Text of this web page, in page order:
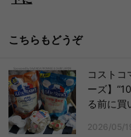
こちらもどうぞ
コストコ
ーズ】
る前に買
2026/05/